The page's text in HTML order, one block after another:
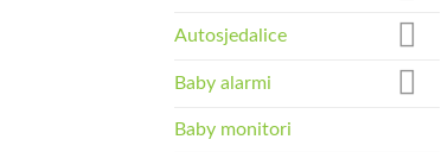
Autosjedalice
Baby alarmi
Baby monitori